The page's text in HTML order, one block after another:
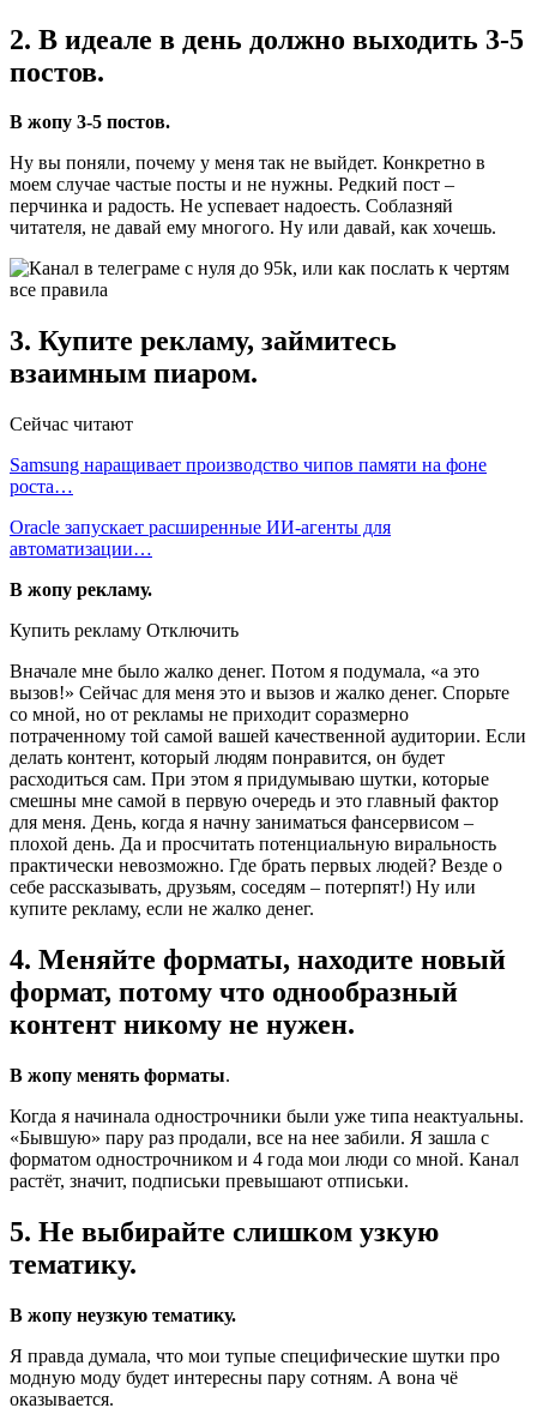
2. В идеале в день должно выходить 3-5
постов.
В жопу 3-5 постов.
Ну вы поняли, почему у меня так не выйдет. Конкретно в
моем случае частые посты и не нужны. Редкий пост –
перчинка и радость. Не успевает надоесть. Соблазняй
читателя, не давай ему многого. Ну или давай, как хочешь.
3. Купите рекламу, займитесь
взаимным пиаром.
Сейчас читают
Samsung наращивает производство чипов памяти на фоне
роста…
Oracle запускает расширенные ИИ‑агенты для
автоматизации…
В жопу рекламу.
Купить рекламу Отключить
Вначале мне было жалко денег. Потом я подумала, «а это
вызов!» Сейчас для меня это и вызов и жалко денег. Спорьте
со мной, но от рекламы не приходит соразмерно
потраченному той самой вашей качественной аудитории. Если
делать контент, который людям понравится, он будет
расходиться сам. При этом я придумываю шутки, которые
смешны мне самой в первую очередь и это главный фактор
для меня. День, когда я начну заниматься фансервисом –
плохой день. Да и просчитать потенциальную виральность
практически невозможно. Где брать первых людей? Везде о
себе рассказывать, друзьям, соседям – потерпят!) Ну или
купите рекламу, если не жалко денег.
4. Меняйте форматы, находите новый
формат, потому что однообразный
контент никому не нужен.
В жопу менять форматы.
Когда я начинала однострочники были уже типа неактуальны.
«Бывшую» пару раз продали, все на нее забили. Я зашла с
форматом однострочником и 4 года мои люди со мной. Канал
растёт, значит, подписьки превышают отписьки.
5. Не выбирайте слишком узкую
тематику.
В жопу неузкую тематику.
Я правда думала, что мои тупые специфические шутки про
модную моду будет интересны пару сотням. А вона чё
оказывается.